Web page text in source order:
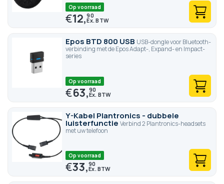
Op voorraad
€12,90
Epos BTD 800 USB USB-dongle voor Bluetooth-
verbinding met de Epos Adapt-, Expand- en Impact-
series
Op voorraad
€63,90
Y-Kabel Plantronics - dubbele
luisterfunctie Verbind 2 Plantronics-headsets
met uw telefoon
Op voorraad
€33,90